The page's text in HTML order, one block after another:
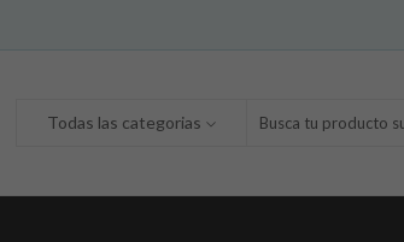
Todas las categorias